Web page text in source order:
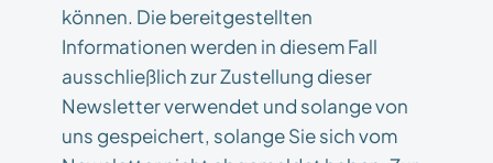
können. Die bereitgestellten
Informationen werden in diesem Fall
ausschließlich zur Zustellung dieser
Newsletter verwendet und solange von
uns gespeichert, solange Sie sich vom